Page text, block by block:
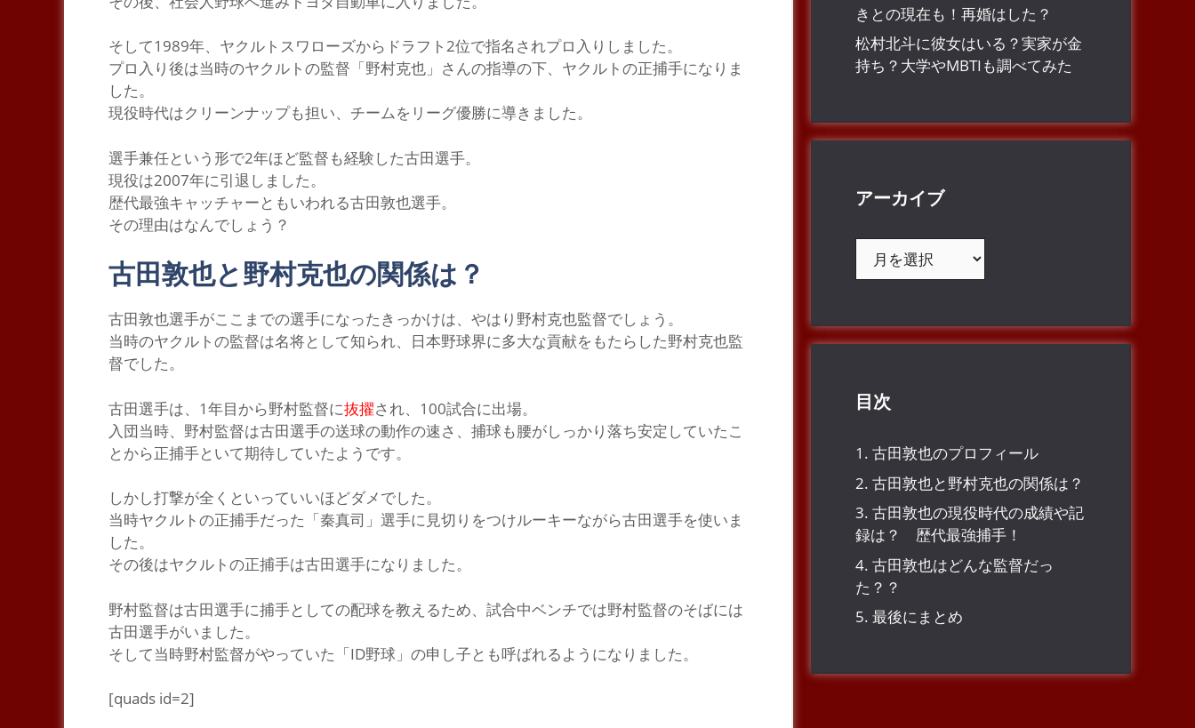
そして1989年、ヤクルトスワローズからドラフト2位で指名されプロ入りしました。
プロ入り後は当時のヤクルトの監督 「野村克也」 さんの指導の下、ヤクルトの正捕手になりま
した。
現役時代はクリーンナップも担い、チームを リーグ優勝に導きました。
選手兼任という形で2年ほど監督も経験した古田選手。
現役は2007年に引退しました。
歴代最強キャッチャーともいわれる古田敦也選手。
その理由はなんでしょう？
古田敦也と野村克也の関係は？
古田敦也選手がここまでの選手になったきっかけは、やはり野村克也監督でしょう。
当時のヤクルトの監督は名将として知られ、日本野球界に多大な貢献をもたらした野村克也監
督でした。
古田選手は、1年目から野村監督に抜擢され、100試合に出場。
入団当時、野村監督は古田選手の送球の動作の速さ、捕球も腰がしっかり落ち安定していたこ
とから正捕手といて期待していたようです。
しかし打撃が全くといっていいほどダメでした。
当時ヤクルトの正捕手だった 「秦真司」 選手に見切りをつけルーキーながら古田選手を使いま
した。
その後はヤクルトの正捕手は古田選手になりました。
野村監督は古田選手に捕手としての配球を教えるため、試合中ベンチでは野村監督のそばには
古田選手がいました。
そして当時野村監督がやっていた 「ID野球」 の申し子とも呼ばれるようになりました。
[quads id=2]
きとの現在も！再婚はした？
松村北斗に彼女はいる？実家が金
持ち？大学やMBTIも調べてみた
アーカイブ
ブ
目次
1. 古田敦也のプロフィール
2. 古田敦也と野村克也の関係は？
3. 古田敦也の現役時代の成績や記
録は？ 歴代最強捕手！
4. 古田敦也はどんな監督だっ
た？？
5. 最後にまとめ